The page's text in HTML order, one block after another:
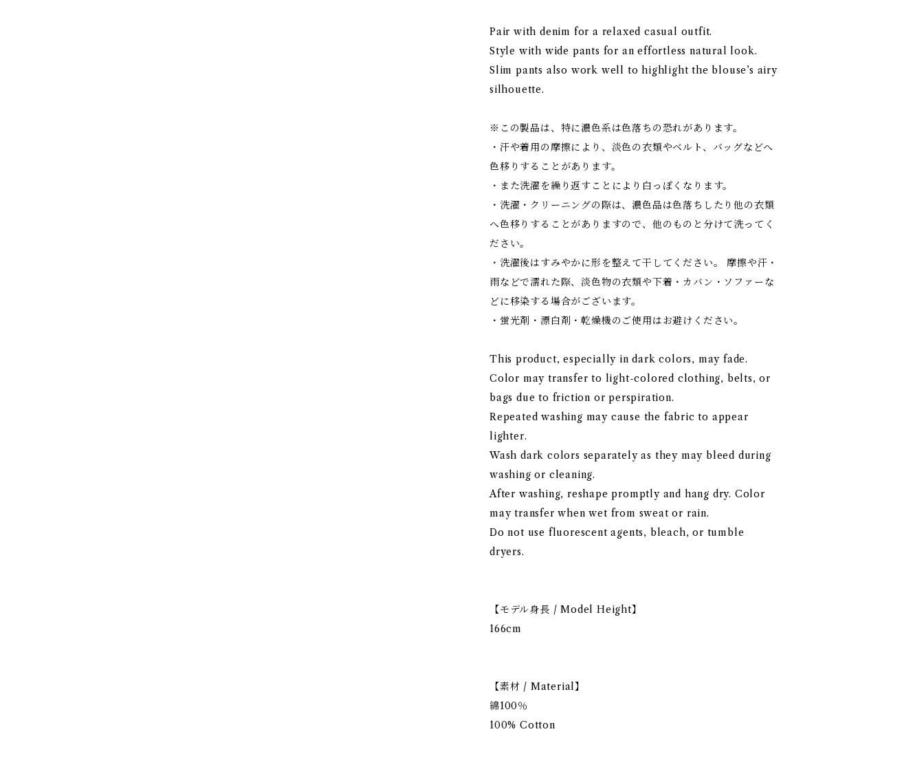
Pair with denim for a relaxed casual outfit.
Style with wide pants for an effortless natural look.
Slim pants also work well to highlight the blouse’s airy
silhouette.
※この製品は、特に濃色系は色落ちの恐れがあります。
・汗や着用の摩擦により、淡色の衣類やベルト、バッグなどへ
色移りすることがあります。
・また洗濯を繰り返すことにより白っぽくなります。
・洗濯・クリーニングの際は、濃色品は色落ちしたり他の衣類
へ色移りすることがありますので、他のものと分けて洗ってく
ださい。
・洗濯後はすみやかに形を整えて干してください。 摩擦や汗・
雨などで濡れた際、淡色物の衣類や下着・カバン・ソファーな
どに移染する場合がございます。
・蛍光剤・漂白剤・乾燥機のご使用はお避けください。
This product, especially in dark colors, may fade.
Color may transfer to light-colored clothing, belts, or
bags due to friction or perspiration.
Repeated washing may cause the fabric to appear
lighter.
Wash dark colors separately as they may bleed during
washing or cleaning.
After washing, reshape promptly and hang dry. Color
may transfer when wet from sweat or rain.
Do not use fluorescent agents, bleach, or tumble
dryers.
【モデル身長 / Model Height】
166cm
【素材 / Material】
綿100％
100% Cotton